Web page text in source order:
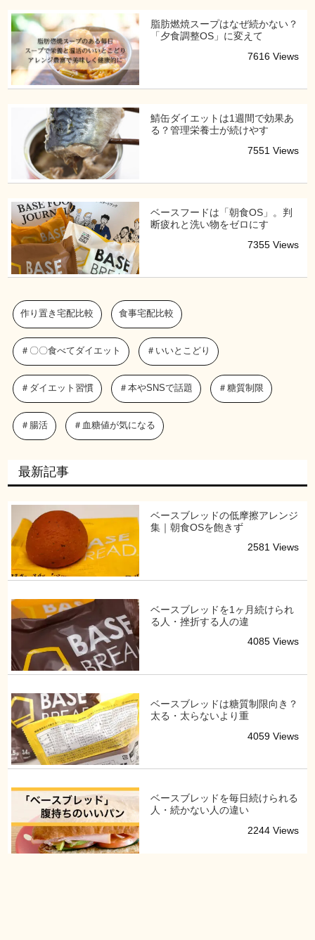
脂肪燃焼スープはなぜ続かない？
「夕食調整OS」に変えて
7616 Views
鯖缶ダイエットは1週間で効果あ
る？管理栄養士が続けやす
7551 Views
ベースフードは「朝食OS」。判
断疲れと洗い物をゼロにす
7355 Views
作り置き宅配比較 食事宅配比較
＃〇〇食べてダイエット ＃いいとこどり
＃ダイエット習慣 ＃本やSNSで話題 ＃糖質制限
＃腸活 ＃血糖値が気になる
最新記事
ベースブレッドの低摩擦アレンジ
集｜朝食OSを飽きず
2581 Views
ベースブレッドを1ヶ月続けられ
る人・挫折する人の違
4085 Views
ベースブレッドは糖質制限向き？
太る・太らないより重
4059 Views
ベースブレッドを毎日続けられる
人・続かない人の違い
2244 Views